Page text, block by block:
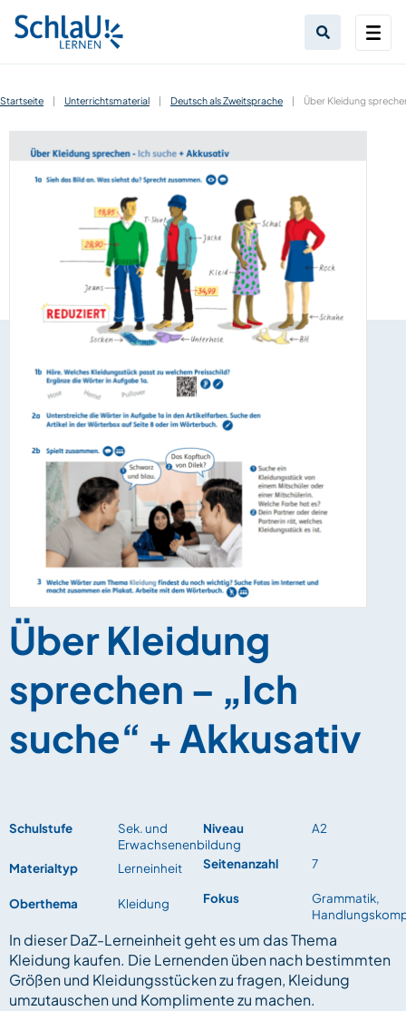
Startseite | Unterrichtsmaterial | Deutsch als Zweitsprache | Über Kleidung
Über Kleidung
sprechen – „Ich
suche“ + Akkusativ
Schulstufe
Sek. und
Erwachsenenbildung
Materialtyp
Lerneinheit
Oberthema Kleidung
Niveau A2
Seitenanzahl 7
Fokus
Grammatik,
In dieser DaZ-Lerneinheit geht es um das Thema
Kleidung kaufen. Die Lernenden üben nach bestimmten
Größen und Kleidungsstücken zu fragen, Kleidung
umzutauschen und Komplimente zu machen.